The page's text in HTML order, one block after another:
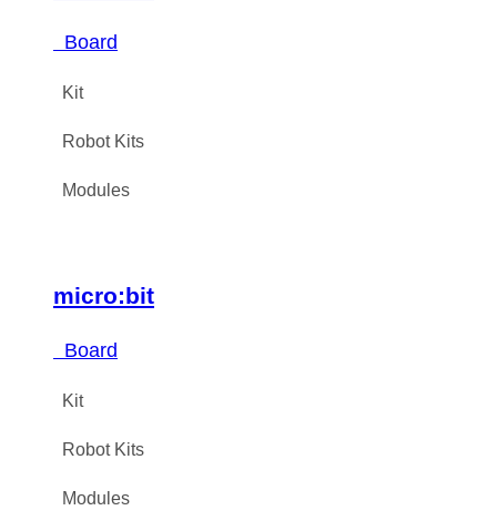
Board
Kit
Robot Kits
Modules
micro:bit
Board
Kit
Robot Kits
Modules